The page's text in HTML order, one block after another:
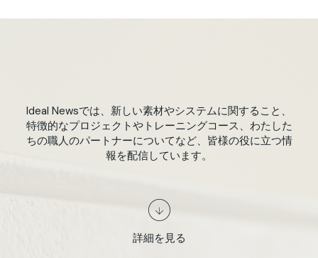
Ideal Newsでは、新しい素材やシステムに関すること、
特徴的なプロジェクトやトレーニングコース、わたした
ちの職人のパートナーについてなど、皆様の役に立つ情
報を配信しています。
詳細を見る